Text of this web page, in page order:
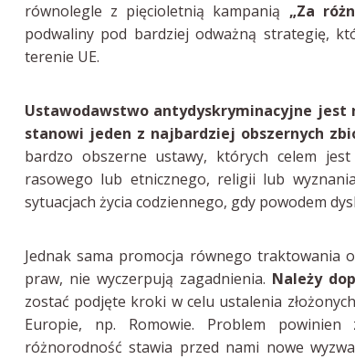
równolegle z pięcioletnią kampanią „Za
podwaliny pod bardziej odważną strategię,
terenie UE.
Ustawodawstwo antydyskryminacyjne jest
stanowi jeden z najbardziej obszernych
bardzo obszerne ustawy, których celem
rasowego lub etnicznego, religii lub
sytuacjach życia codziennego, gdy powodem
Jednak sama promocja równego traktowania
praw, nie wyczerpują zagadnienia. Należy
zostać podjęte kroki w celu ustalenia
Europie, np. Romowie. Problem powinien
różnorodność stawia przed nami nowe